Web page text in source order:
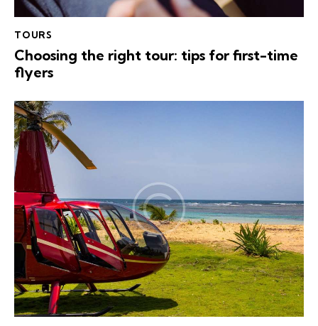
TOURS
Choosing the right tour: tips for first-time
flyers